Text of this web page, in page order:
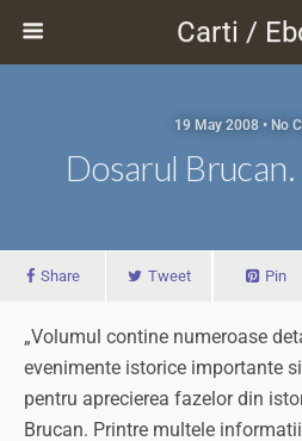
Carti /
19 May 2008 • No
Dosarul
Share Tweet Pin
„Volumul contine numeroase
evenimente istorice importante
pentru aprecierea fazelor din
Brucan. Printre multele